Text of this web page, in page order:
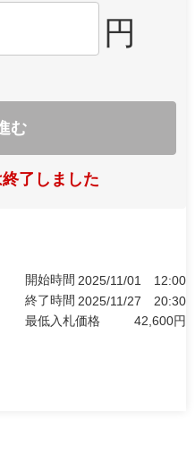
円
む
了しました
開始時間 2025/11/01
12:00
終了時間 2025/11/27
20:30
最低入札価格
42,600円